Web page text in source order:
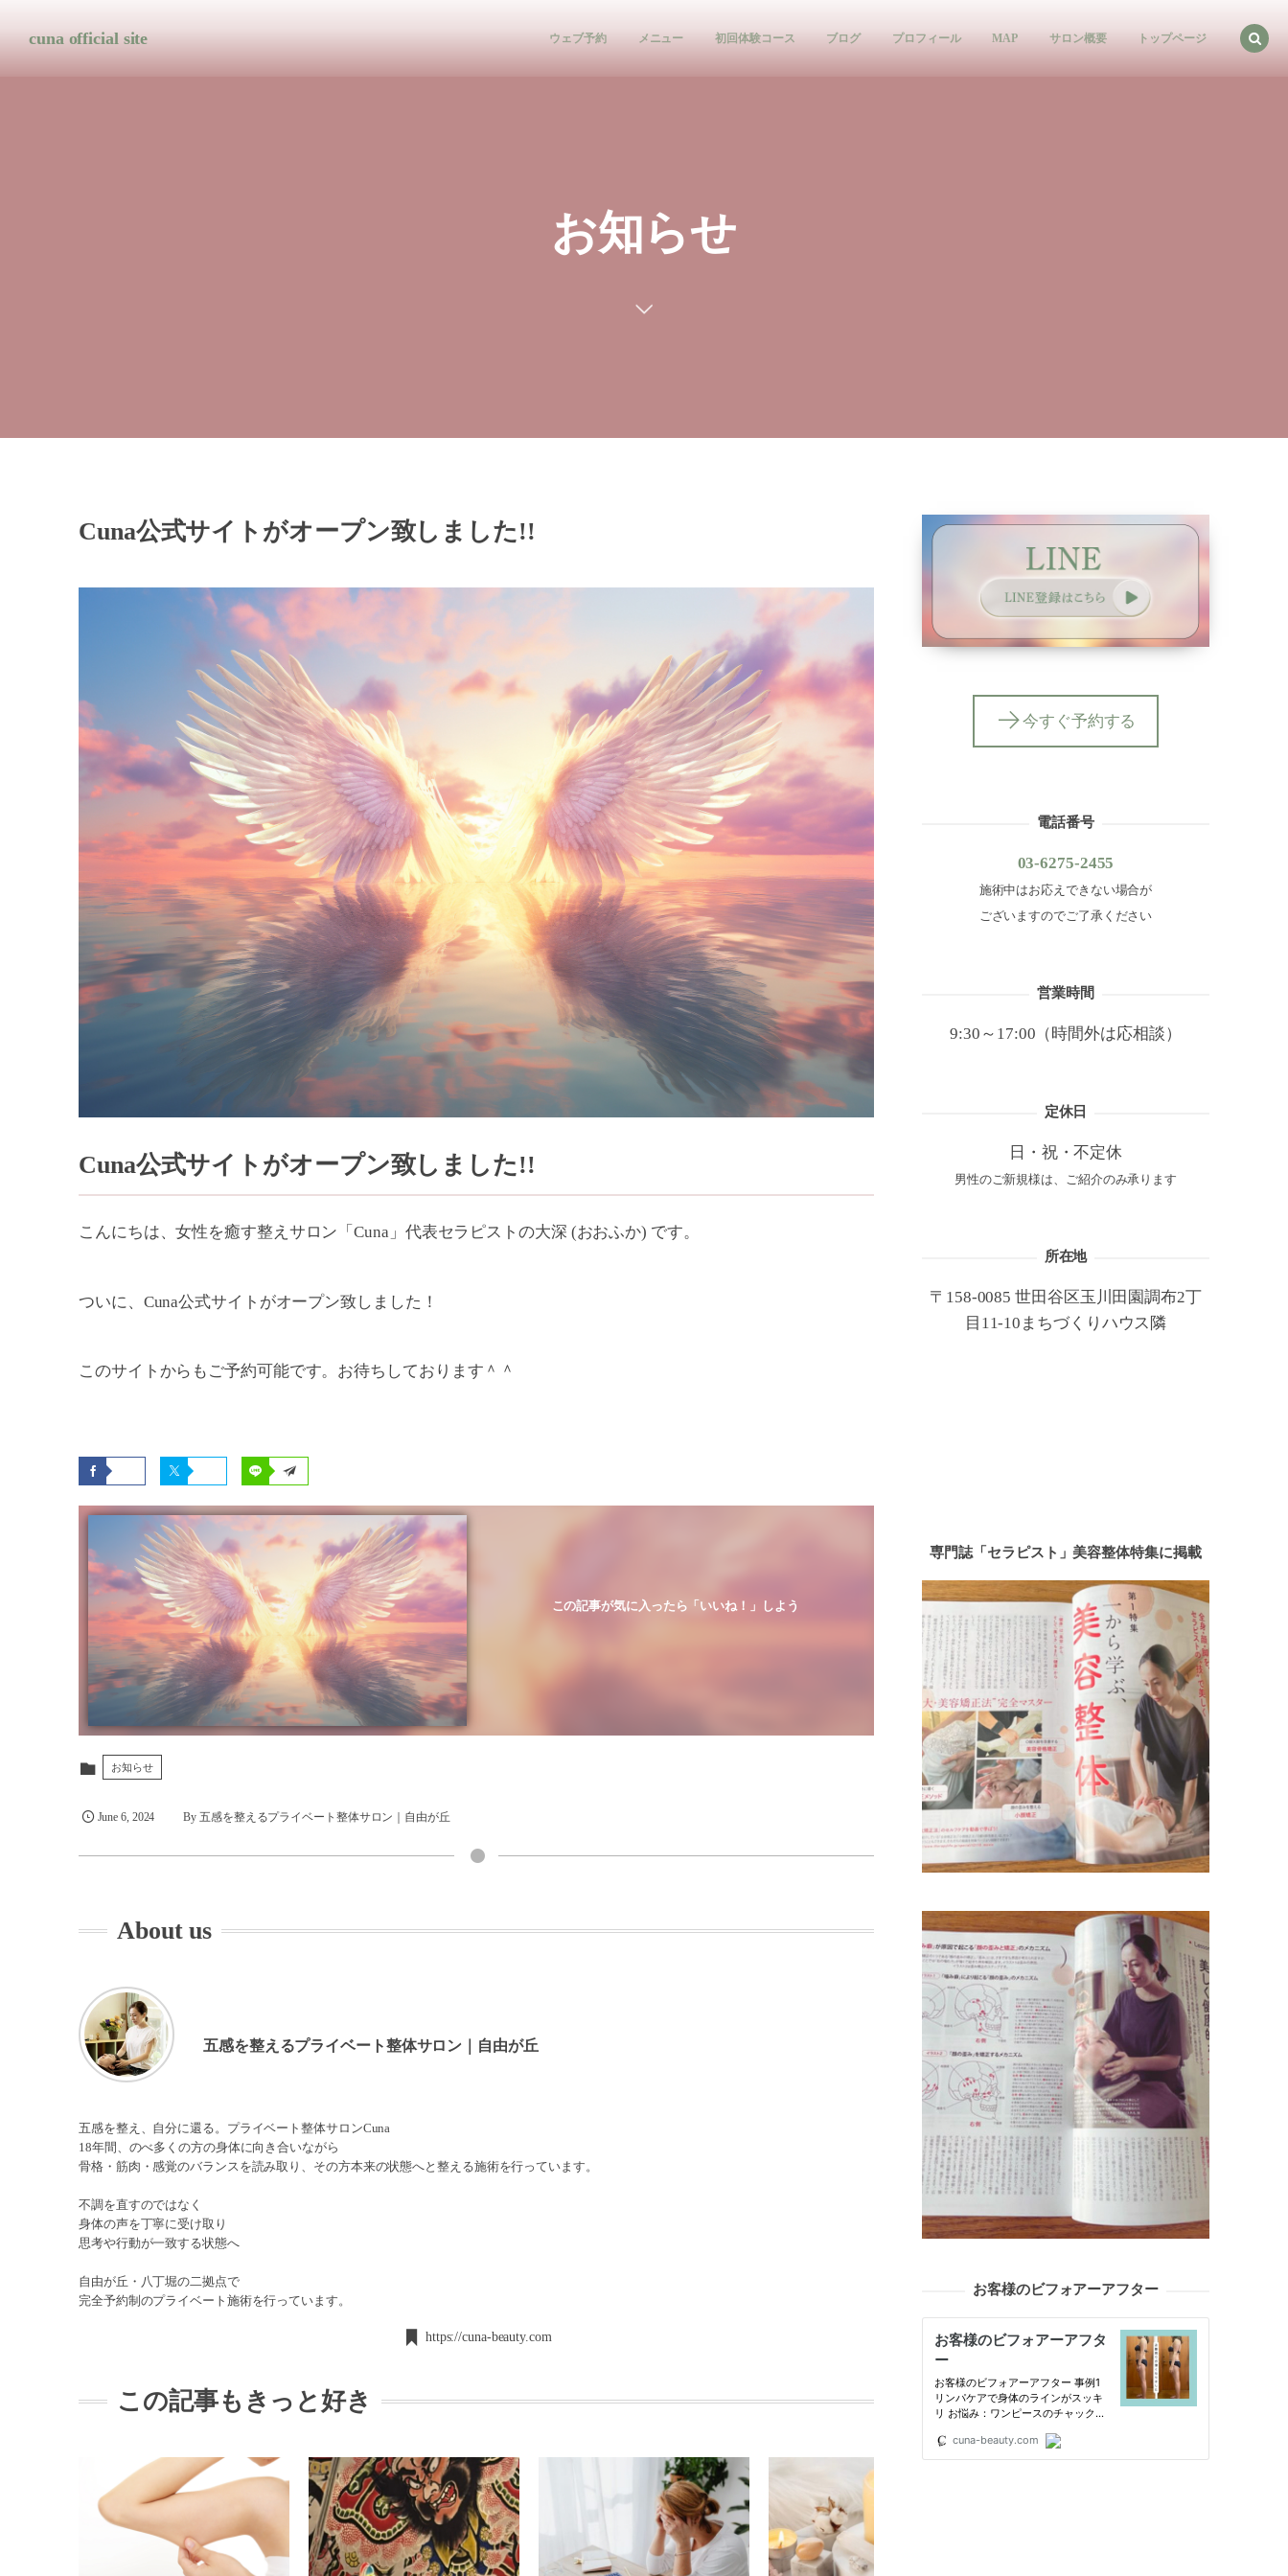
cuna official site ウェブ予約 メニュー 初回体験コース ブログ プロフィール MAP サロン概要 トップページ
お知らせ
Cuna公式サイトがオープン致しました!!
Cuna公式サイトがオープン致しました!!
こんにちは、女性を癒す整えサロン「Cuna」代表セラピストの大深 (おおふか) です。
ついに、Cuna公式サイトがオープン致しました！
このサイトからもご予約可能です。お待ちしております＾＾
この記事が気に入ったら「いいね！」しよう
お知らせ
June 6, 2024 By五感を整えるプライベート整体サロン｜自由が丘
About us
五感を整えるプライベート整体サロン｜自由が丘
五感を整え、自分に還る。プライベート整体サロンCuna
18年間、のべ多くの方の身体に向き合いながら
骨格・筋肉・感覚のバランスを読み取り、その方本来の状態へと整える施術を行っています。
不調を直すのではなく
身体の声を丁寧に受け取り
思考や行動が一致する状態へ
自由が丘・八丁堀の二拠点で
完全予約制のプライベート施術を行っています。
https://cuna-beauty.com
この記事もきっと好き
今すぐ予約する
電話番号
03-6275-2455
施術中はお応えできない場合が
ございますのでご了承ください
営業時間
9:30～17:00（時間外は応相談）
定休日
日・祝・不定休
男性のご新規様は、ご紹介のみ承ります
所在地
〒158-0085 世田谷区玉川田園調布2丁
目11-10まちづくりハウス隣
専門誌「セラピスト」美容整体特集に掲載
お客様のビフォアーアフター